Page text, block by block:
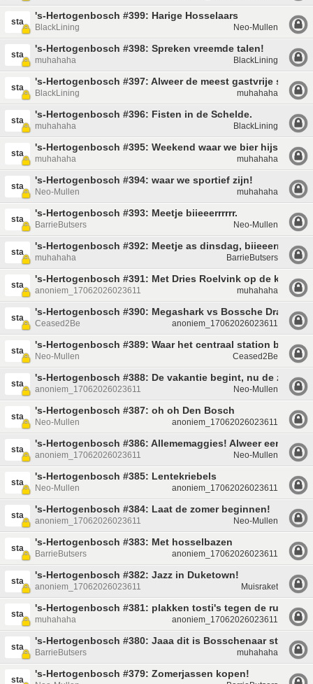
sta
's-Hertogenbosch #399: Harige Hosselaars
BlackLining Neo-Mullen
sta
's-Hertogenbosch #398: Spreken vreemde talen!
muhahaha BlackLining
sta
's-Hertogenbosch #397: Alweer de meest gastvrije stad!
BlackLining muhahaha
sta
's-Hertogenbosch #396: Fisten in de Schelde.
muhahaha BlackLining
sta
's-Hertogenbosch #395: Weekend waar we bier hijsen.
muhahaha muhahaha
sta
's-Hertogenbosch #394: waar we sportief zijn!
Neo-Mullen muhahaha
sta
's-Hertogenbosch #393: Meetje biieeerrrrrr.
BarrieButsers Neo-Mullen
sta
's-Hertogenbosch #392: Meetje as dinsdag, biieeerrrrrr.
muhahaha BarrieButsers
sta
's-Hertogenbosch #391: Met Dries Roelvink op de kermis!
anoniem_17062026023611 muhahaha
sta
's-Hertogenbosch #390: Megashark vs Bossche Draak!
Ceased2Be anoniem_17062026023611
sta
's-Hertogenbosch #389: Waar het centraal station bijna af
Neo-Mullen Ceased2Be
sta
's-Hertogenbosch #388: De vakantie begint, nu de zomer
anoniem_17062026023611 Neo-Mullen
sta
's-Hertogenbosch #387: oh oh Den Bosch
Neo-Mullen anoniem_17062026023611
sta
's-Hertogenbosch #386: Allememaggies! Alweer een
anoniem_17062026023611 Neo-Mullen
sta
's-Hertogenbosch #385: Lentekriebels
Neo-Mullen anoniem_17062026023611
sta
's-Hertogenbosch #384: Laat de zomer beginnen!
anoniem_17062026023611 Neo-Mullen
sta
's-Hertogenbosch #383: Met hosselbazen
BarrieButsers anoniem_17062026023611
sta
's-Hertogenbosch #382: Jazz in Duketown!
anoniem_17062026023611 Muisraket
sta
's-Hertogenbosch #381: plakken tosti's tegen de ruiten!
muhahaha anoniem_17062026023611
sta
's-Hertogenbosch #380: Jaaa dit is Bosschenaar style
BarrieButsers muhahaha
sta
's-Hertogenbosch #379: Zomerjassen kopen!